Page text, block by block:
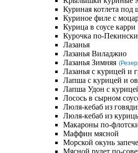
Куриная котлета под
Куриное филе с
Курица в соусе карри
Курочка по-Пекински
Лазанья
Лазанья Виладжио
Лазанья Зимняя
Лазанья с курицей и
Лапша с курицей и
Лапша Удон с
Лосось в сырном
Люля-кебаб из
Люля-кебаб из
Макароны по-
Маффин мясной
Морской окунь
Мясной рулет по-